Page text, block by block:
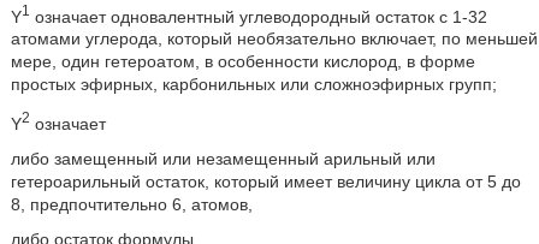
Y1 означает одновалентный углеводородный остаток с 1-32
атомами углерода, который необязательно включает, по меньшей
мере, один гетероатом, в особенности кислород, в форме
простых эфирных, карбонильных или сложноэфирных групп;
Y2 означает
либо замещенный или незамещенный арильный или
гетероарильный остаток, который имеет величину цикла от 5 до
8, предпочтительно 6, атомов,
либо остаток формулы